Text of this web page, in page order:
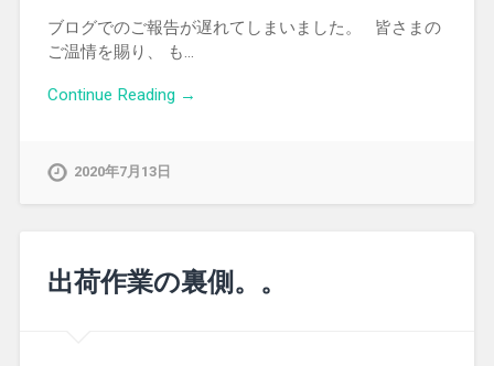
ブログでのご報告が遅れてしまいました。 皆さまの
ご温情を賜り、 も…
Continue Reading →
2020年7月13日
出荷作業の裏側。。